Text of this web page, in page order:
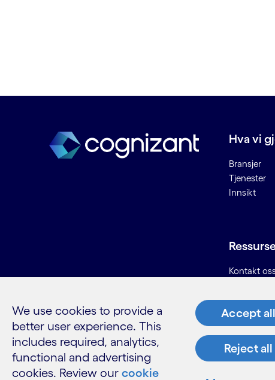
bankbransjen
Embedded engineering
Enhetlig enhetsadministrasjon
beregning/evolusjonær AI
F
Fjernsamarbeid
Forretningsanalyse
Forretningsmodernisering
Forretningsprosess som en
Hva vi
Bransjer
Tjenester
Innsikt
Kontakt
Ordliste
We use cookies to provide a
better user experience. This
includes required, analytics,
functional and advertising
cookies. Review our cookie
Accept
Reject